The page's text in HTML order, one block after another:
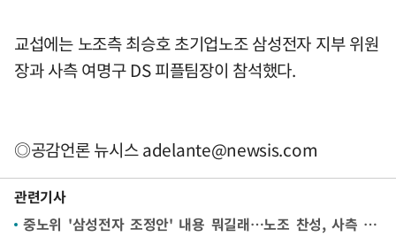
교섭에는 노조측 최승호 초기업노조 삼성전자 지부 위원
장과 사측 여명구 DS 피플팀장이 참석했다.
◎공감언론 뉴시스adelante@newsis.com
관련기사
중노위 '삼성전자 조정안' 내용 뭐길래…노조 찬성, 사측 반대?